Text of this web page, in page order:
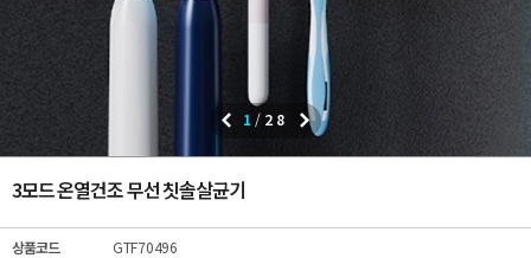
1 / 28
3모드 온열건조 무선 칫솔살균기
상품코드
GTF70496